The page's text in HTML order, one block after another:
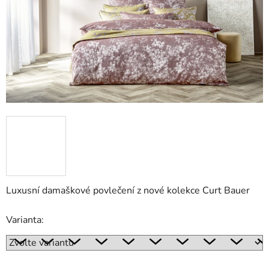
Luxusní damaškové povlečení z nové kolekce Curt Bauer
Varianta: